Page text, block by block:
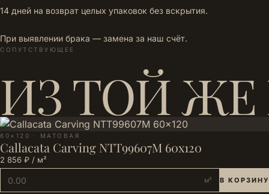
14 дней на возврат целых упаковок без вскрытия.
При выявлении брака — замена за наш счёт.
СОПУТСТВУЮЩЕЕ
ИЗ ТОЙ ЖЕ
60×120 · МАТОВАЯ
Callacata Carving NTT99607M 60x120
2 856 ₽ / м²
м² В КОРЗИНУ